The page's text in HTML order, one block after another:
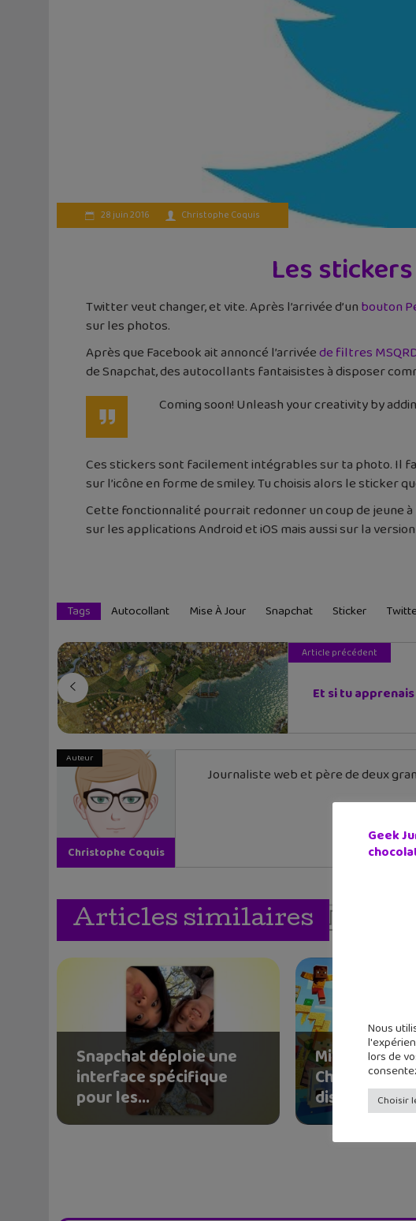
28 juin 2016 Christophe Coquis
Les
Twitter veut changer, et vite. Après l’arrivée d’unbouton
sur les photos.
Après que Facebook ait annoncé l’arrivéede filtres
de Snapchat, des autocollants fantaisistes à disposer
Coming soon! Unleash your creativity by
Ces stickers sont facilement intégrables sur ta photo. Il
sur l’icône en forme de smiley. Tu choisis alors le sticker
Cette fonctionnalité pourrait redonner un coup de jeune à
sur les applications Android et iOS mais aussi sur la
Tags Autocollant Mise À Jour Snapchat Sticker
Article précédent
Et si tu
Auteur
Christophe Coquis
Journaliste web et père de deux
Articles similaires
Snapchat déploie une
interface spécifique
pour les...
Mise à jour
Chaos
disponible...
Geek
Nous
lors de
Choisir